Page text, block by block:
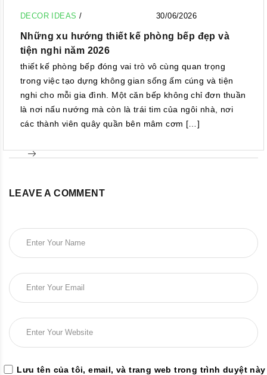
DECOR IDEAS / 30/06/2026
Những xu hướng thiết kế phòng bếp đẹp và
tiện nghi năm 2026
thiết kế phòng bếp đóng vai trò vô cùng quan trọng
trong việc tạo dựng không gian sống ấm cúng và tiện
nghi cho mỗi gia đình. Một căn bếp không chỉ đơn thuần
là nơi nấu nướng mà còn là trái tim của ngôi nhà, nơi
các thành viên quây quần bên mâm cơm […]
LEAVE A COMMENT
Lưu tên của tôi, email, và trang web trong trình duyệt này